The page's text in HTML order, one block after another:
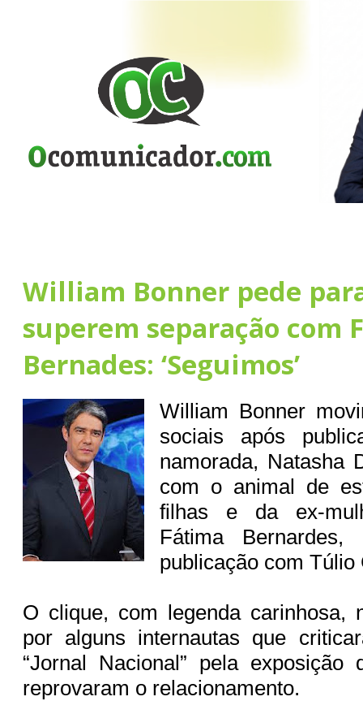
William Bonner pede
superem separação com
Bernades: ‘Seguimos’
William Bonner
sociais após
namorada, Natasha
com o animal de
filhas e da ex-
Fátima
publicação com
O clique, com legenda carinhosa,
por alguns internautas que
“Jornal Nacional” pela
reprovaram o relacionamento.